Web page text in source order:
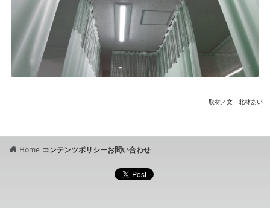
取材／文 北林あい
Home コンテンツポリシーお問い合わせ